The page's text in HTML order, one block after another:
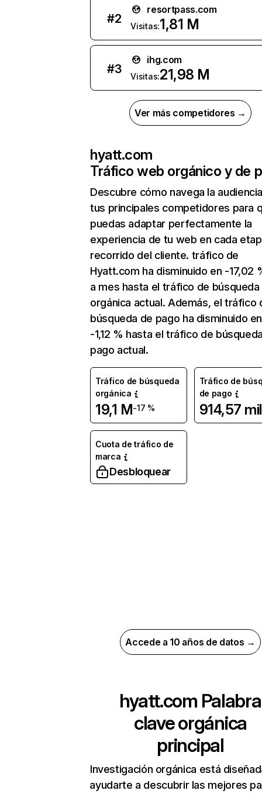
#2
resortpass.com
Visitas:1,81 M
#3
ihg.com
Visitas:21,98 M
Ver más competidores →
hyatt.com
Tráfico web orgánico y de
Descubre cómo navega la
tus principales competidores para
puedas adaptar perfectamente la
experiencia de tu web en cada
recorrido del cliente. tráfico de
Hyatt.com ha disminuido en -17,02
a mes hasta el tráfico de búsqueda
orgánica actual. Además, el tráfico
búsqueda de pago ha disminuido en
-1,12 % hasta el tráfico de
pago actual.
Tráfico de búsqueda
orgánica
19,1 M-17 %
Tráfico de
de pago
914,57 mil
Cuota de tráfico de
marca
Desbloquear
Accede a 10 años de datos →
hyatt.com Palabra
clave orgánica
principal
Investigación orgánica está
ayudarte a descubrir las mejores